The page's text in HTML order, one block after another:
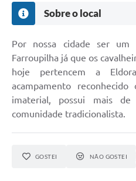
Sobre o local
Por nossa cidade ser um
Farroupilha já que os
hoje pertencem a
acampamento
imaterial, possui mais
comunidade tradicionalista.
GOSTEI NÃO GOSTEI